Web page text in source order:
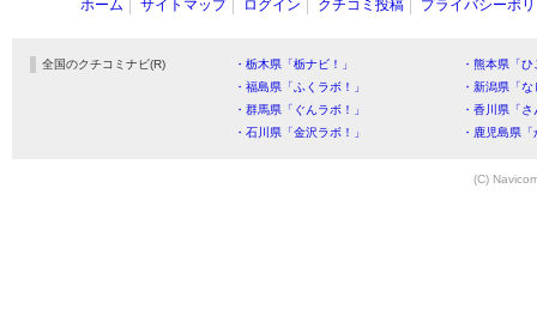
ホーム サイトマップ ログイン クチコミ投稿 プライバシーポ
全国のクチコミナビ(R) ・栃木県「栃ナビ！」
・熊本県「
・福島県「ふくラボ！」
・新潟県「
・群馬県「ぐんラボ！」
・香川県「
・石川県「金沢ラボ！」
・鹿児島県
(C)